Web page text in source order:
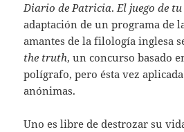
Diario de Patricia.El juego de
adaptación de un programa de
amantes de la filología inglesa
the truth, un concurso basado
polígrafo, pero ésta vez
anónimas.
Uno es libre de destrozar su